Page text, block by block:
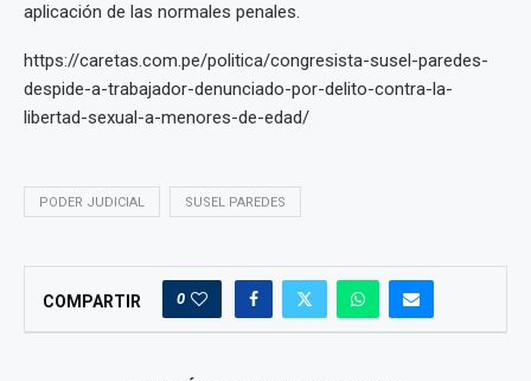
aplicación de las normales penales.
https://caretas.com.pe/politica/congresista-susel-paredes-
despide-a-trabajador-denunciado-por-delito-contra-la-
libertad-sexual-a-menores-de-edad/
PODER JUDICIAL SUSEL PAREDES
COMPARTIR 0